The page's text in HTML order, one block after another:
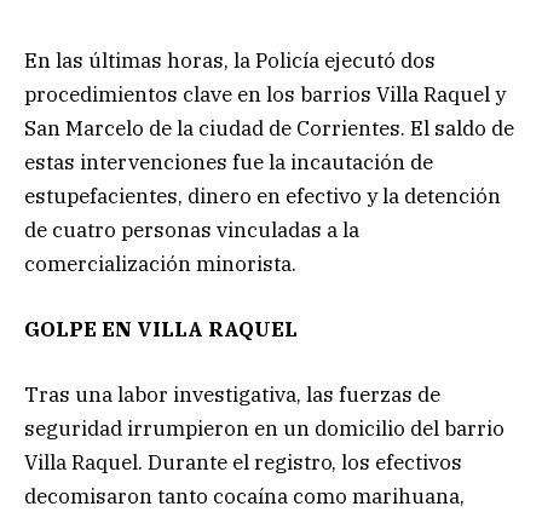
En las últimas horas, la Policía ejecutó dos
procedimientos clave en los barrios Villa Raquel y
San Marcelo de la ciudad de Corrientes. El saldo de
estas intervenciones fue la incautación de
estupefacientes, dinero en efectivo y la detención
de cuatro personas vinculadas a la
comercialización minorista.
GOLPE EN VILLA RAQUEL
Tras una labor investigativa, las fuerzas de
seguridad irrumpieron en un domicilio del barrio
Villa Raquel. Durante el registro, los efectivos
decomisaron tanto cocaína como marihuana,